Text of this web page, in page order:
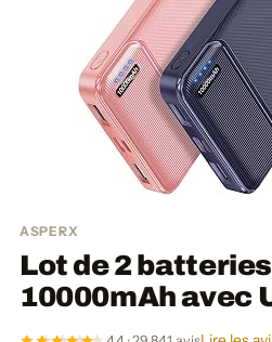
ASPERX
Lot de 2
10000mAh avec